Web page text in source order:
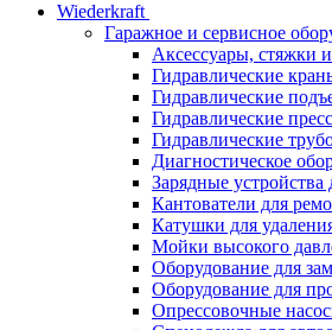
Wiederkraft
Гаражное и сервисное
Аксессуары, стяжки
Гидравлические
Гидравлические
Гидравлические
Гидравлические
Диагностическое
Зарядные устройства
Кантователи для
Катушки для
Мойки высокого
Оборудование для
Оборудование для
Опрессовочные